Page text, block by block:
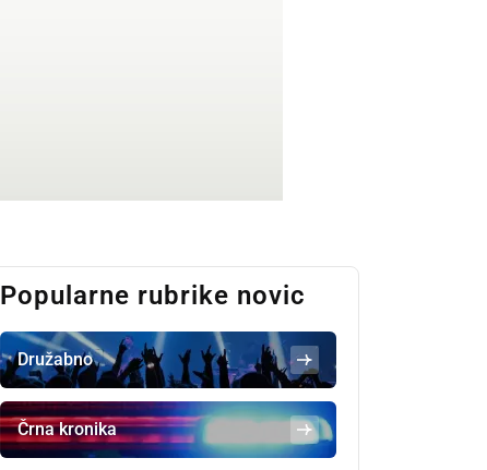
Popularne rubrike novic
Družabno
Črna kronika